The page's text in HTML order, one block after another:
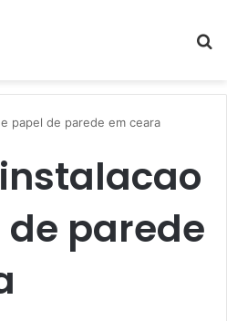
papel de parede em ceara
parede